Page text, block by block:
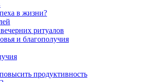
в жизни?
ритуалов
и благополучия
продуктивность